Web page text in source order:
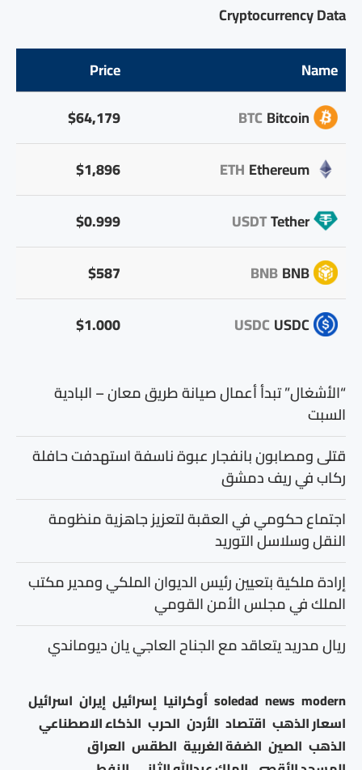
Cryptocurrency Data
Name
Price
Bitcoin
BTC
$64,179
Ethereum
ETH
$1,896
Tether
USDT
$0.999
BNB
BNB
$587
USDC
USDC
$1.000
“الأشغال” تبدأ أعمال صيانة طريق معان – البادية
السبت
قتلى ومصابون بانفجار عبوة ناسفة استهدفت حافلة
ركاب في ريف دمشق
اجتماع حكومي في العقبة لتعزيز جاهزية منظومة
النقل وسلاسل التوريد
إرادة ملكية بتعيين رئيس الديوان الملكي ومدير مكتب
الملك في مجلس الأمن القومي
ريال مدريد يتعاقد مع الجناح العاجي يان ديوماندي
modern
news
soledad أوكرانيا إسرائيل إيران اسرائيل
اسعار الذهب اقتصاد الأردن الحرب الذكاء الاصطناعي
الذهب الصين الضفة الغربية الطقس العراق